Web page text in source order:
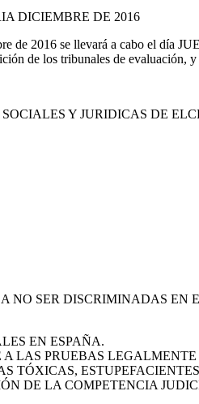
DICIEMBRE DE 2016
2016 se llevará a cabo el día
de los tribunales de evaluación,
Y JURIDICAS DE
NO SER DISCRIMINADAS EN
EN ESPAÑA.
LAS PRUEBAS
TÓXICAS,
DE LA COMPETENCIA